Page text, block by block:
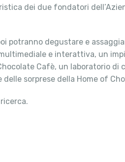
dei due fondatori
degustare e
e interattiva, un
Cafè, un laboratorio di
sorprese della Home of